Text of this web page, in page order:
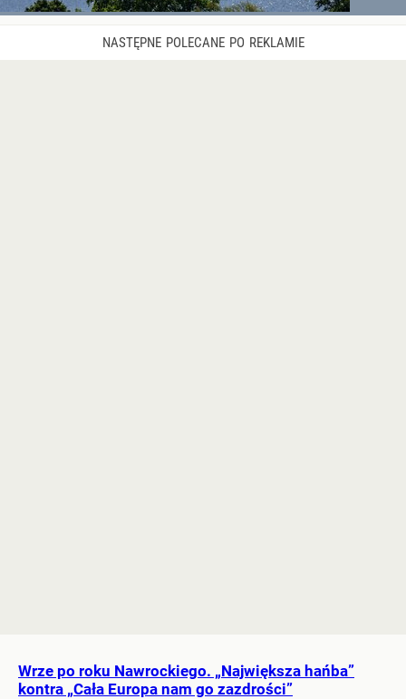
Wrze po roku Nawrockiego. „Największa hańba”
kontra „Cała Europa nam go zazdrości”